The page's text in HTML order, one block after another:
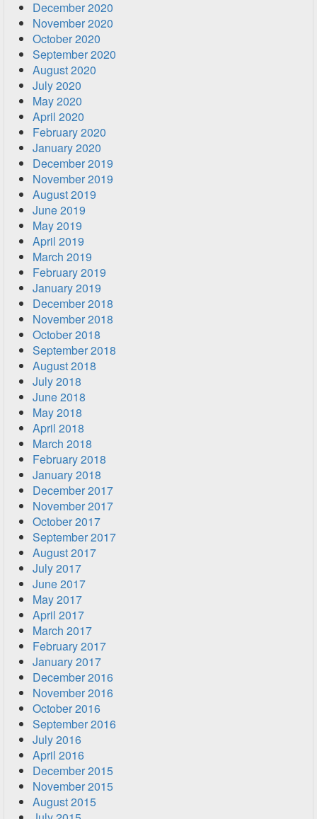
December 2020
November 2020
October 2020
September 2020
August 2020
July 2020
May 2020
April 2020
February 2020
January 2020
December 2019
November 2019
August 2019
June 2019
May 2019
April 2019
March 2019
February 2019
January 2019
December 2018
November 2018
October 2018
September 2018
August 2018
July 2018
June 2018
May 2018
April 2018
March 2018
February 2018
January 2018
December 2017
November 2017
October 2017
September 2017
August 2017
July 2017
June 2017
May 2017
April 2017
March 2017
February 2017
January 2017
December 2016
November 2016
October 2016
September 2016
July 2016
April 2016
December 2015
November 2015
August 2015